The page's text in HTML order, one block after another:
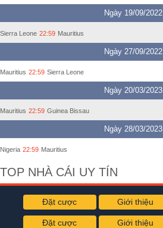
Ngày 19/09/2022
Sierra Leone 22:59 Mauritius
Ngày 27/09/2022
Mauritius 22:59 Sierra Leone
Ngày 20/03/2023
Mauritius 22:59 Guinea Bissau
Ngày 28/03/2023
Nigeria 22:59 Mauritius
TOP NHÀ CÁI UY TÍN
Đặt cược Giới thiệu
Đặt cược Giới thiệu